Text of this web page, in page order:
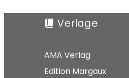
Verlage
AMA Verlag
Edition Margaux